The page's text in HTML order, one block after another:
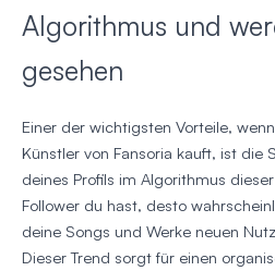
Algorithmus und
gesehen
Einer der wichtigsten Vorteile,
Künstler von Fansoria kauft, ist die
deines Profils im Algorithmus
Follower du hast, desto
deine Songs und Werke neuen
Dieser Trend sorgt für einen